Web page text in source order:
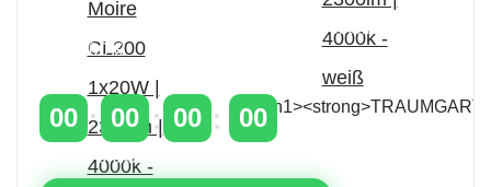
Zeitlich begrenzter 20 % Rabatt auf Bestellungen
über 400 €
00 00
STUNDEN
00 00